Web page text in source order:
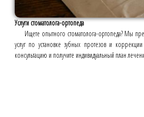
Услуги стоматолога-ортопеда
Ищете опытного стоматолога-ортопеда? Мы
услуг по установке зубных протезов и
консультацию и получите индивидуальный план